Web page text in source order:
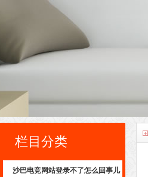
栏目分类
沙巴电竞网站登录不了怎么回事儿